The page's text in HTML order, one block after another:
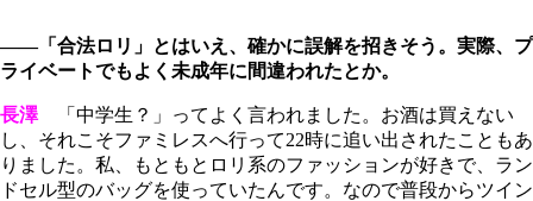
――「合法ロリ」とはいえ、確かに誤解を招きそう。実際、プ
ライベートでもよく未成年に間違われたとか。
長澤「中学生？」ってよく言われました。お酒は買えない
し、それこそファミレスへ行って22時に追い出されたこともあ
りました。私、もともとロリ系のファッションが好きで、ラン
ドセル型のバッグを使っていたんです。なので普段からツイン